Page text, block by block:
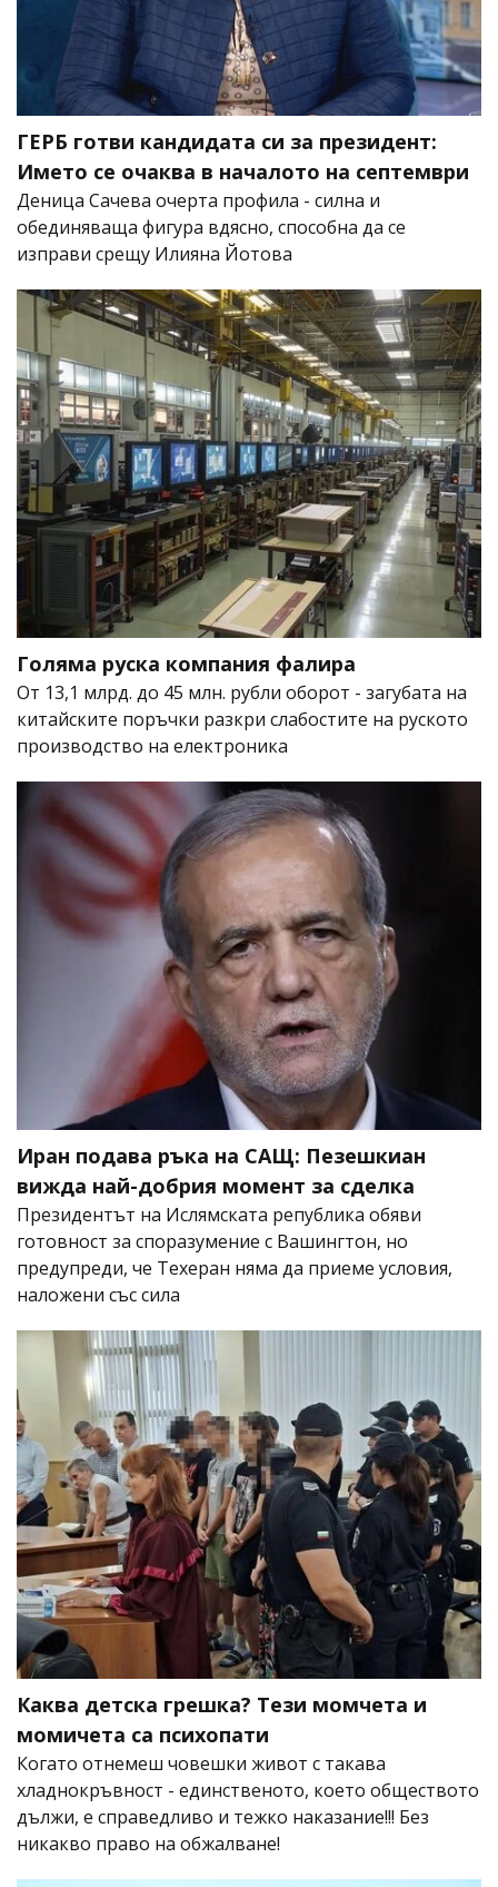
ГЕРБ готви кандидата си за президент:
Името се очаква в началото на септември
Деница Сачева очерта профила - силна и
обединяваща фигура вдясно, способна да се
изправи срещу Илияна Йотова
Голяма руска компания фалира
От 13,1 млрд. до 45 млн. рубли оборот - загубата на
китайските поръчки разкри слабостите на руското
производство на електроника
Иран подава ръка на САЩ: Пезешкиан
вижда най-добрия момент за сделка
Президентът на Ислямската република обяви
готовност за споразумение с Вашингтон, но
предупреди, че Техеран няма да приеме условия,
наложени със сила
Каква детска грешка? Тези момчета и
момичета са психопати
Когато отнемеш човешки живот с такава
хладнокръвност - единственото, което обществото
дължи, е справедливо и тежко наказание!!! Без
никакво право на обжалване!